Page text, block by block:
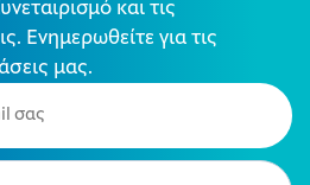
και τις
Ενημερωθείτε για τις
μας.